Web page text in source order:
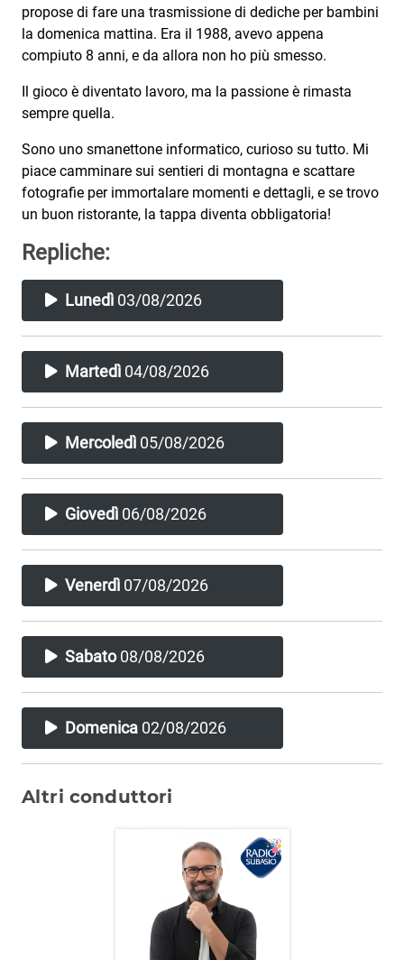
Sanremo 2026
News
Musica
Cultura
Attualità
Costume
Extra
Eventi
propose di fare una trasmissione di dediche per bambini
la domenica mattina. Era il 1988, avevo appena
compiuto 8 anni, e da allora non ho più smesso.
Il gioco è diventato lavoro, ma la passione è rimasta
sempre quella.
Sono uno smanettone informatico, curioso su tutto. Mi
piace camminare sui sentieri di montagna e scattare
fotografie per immortalare momenti e dettagli, e se trovo
un buon ristorante, la tappa diventa obbligatoria!
Repliche:
Lunedì 03/08/2026
Martedì 04/08/2026
Mercoledì 05/08/2026
Giovedì 06/08/2026
Venerdì 07/08/2026
Sabato08/08/2026
Domenica 02/08/2026
Altri conduttori